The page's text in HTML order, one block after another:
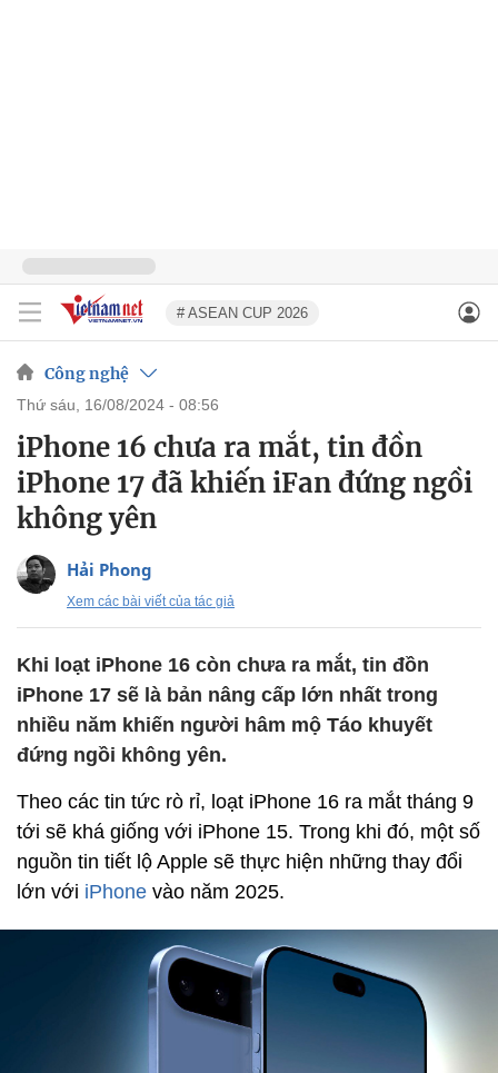
# ASEAN CUP 2026
Công nghệ
thứ sáu, 16/08/2024 - 08:56
iPhone 16 chưa ra mắt, tin đồn
iPhone 17 đã khiến iFan đứng ngồi
không yên
Hải Phong
Xem các bài viết của tác giả
Khi loạt iPhone 16 còn chưa ra mắt, tin đồn
iPhone 17 sẽ là bản nâng cấp lớn nhất trong
nhiều năm khiến người hâm mộ Táo khuyết
đứng ngồi không yên.
Theo các tin tức rò rỉ, loạt iPhone 16 ra mắt tháng 9
tới sẽ khá giống với iPhone 15. Trong khi đó, một số
nguồn tin tiết lộ Apple sẽ thực hiện những thay đổi
lớn với iPhone vào năm 2025.